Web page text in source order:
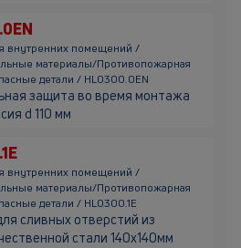
внутренних помещений /
материалы/Противопожарная
детали / HL0300.0EN
защита во время монтажа
d 110 мм
внутренних помещений /
материалы/Противопожарная
детали / HL0300.1E
сливных отверстий из
стали 140х140мм